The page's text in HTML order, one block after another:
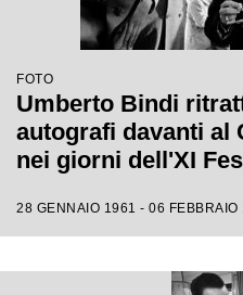
FOTO
Umberto Bindi
autografi davanti al
nei giorni dell'XI
28 GENNAIO 1961 - 06 FEBBRAIO